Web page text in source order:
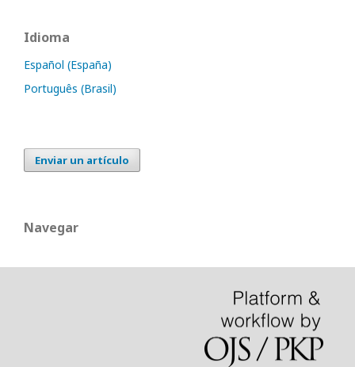
Idioma
Español (España)
Português (Brasil)
Enviar un artículo
Navegar